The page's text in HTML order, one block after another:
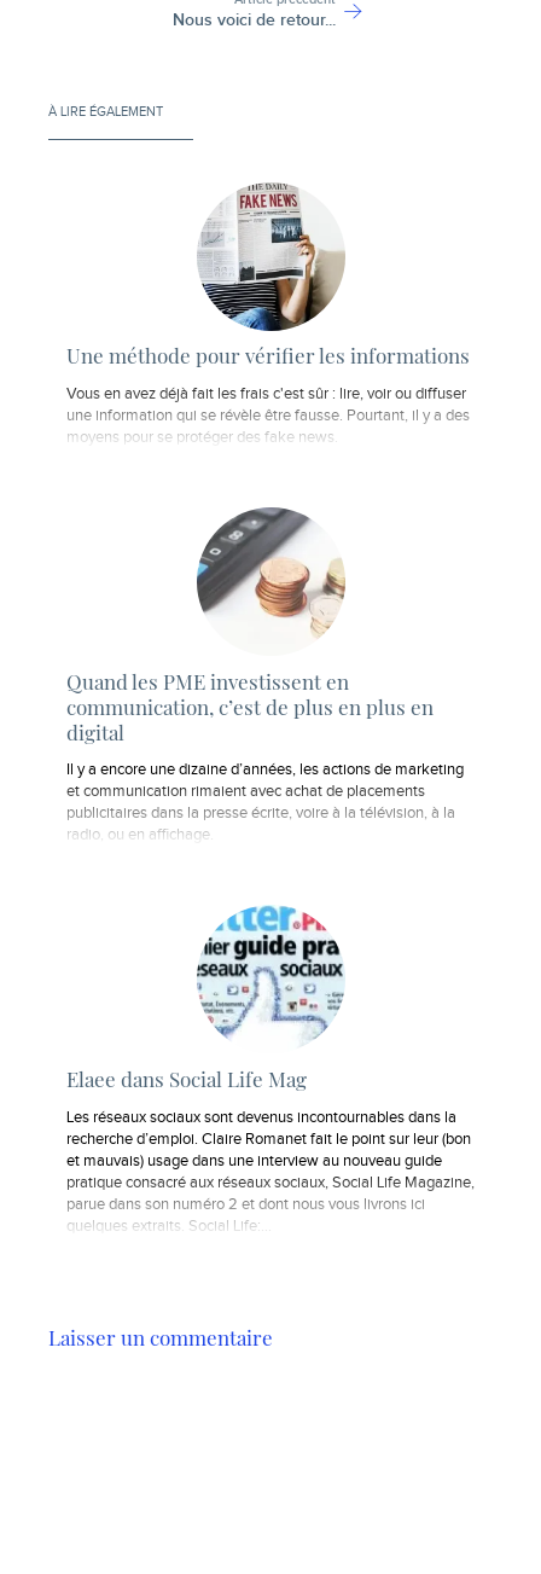
Nous voici de retour...
À LIRE ÉGALEMENT
Une méthode pour vérifier les informations
Vous en avez déjà fait les frais c'est sûr : lire, voir ou diffuser
une information qui se révèle être fausse. Pourtant, il y a des
moyens pour se protéger des fake news.
Quand les PME investissent en
communication, c’est de plus en plus en
digital
Il y a encore une dizaine d’années, les actions de marketing
et communication rimaient avec achat de placements
publicitaires dans la presse écrite, voire à la télévision, à la
radio, ou en affichage.
Elaee dans Social Life Mag
Les réseaux sociaux sont devenus incontournables dans la
recherche d’emploi. Claire Romanet fait le point sur leur (bon
et mauvais) usage dans une interview au nouveau guide
pratique consacré aux réseaux sociaux, Social Life Magazine,
parue dans son numéro 2 et dont nous vous livrons ici
quelques extraits. Social Life:…
Laisser un commentaire